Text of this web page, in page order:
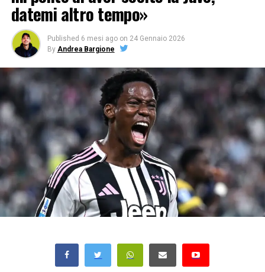
datemi altro tempo»
Published 6 mesi ago on 24 Gennaio 2026
By Andrea Bargione